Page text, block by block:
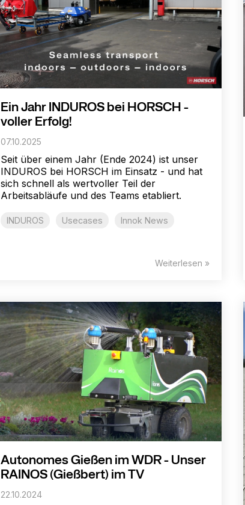
Ein Jahr INDUROS bei HORSCH -
voller Erfolg!
07.10.2025
Seit über einem Jahr (Ende 2024) ist unser
INDUROS bei HORSCH im Einsatz - und hat
sich schnell als wertvoller Teil der
Arbeitsabläufe und des Teams etabliert.
INDUROS Usecases Innok News
Weiterlesen »
Autonomes Gießen im WDR - Unser
RAINOS (Gießbert) im TV
22.10.2024